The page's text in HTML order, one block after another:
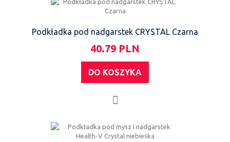
Podkładka pod nadgarstek CRYSTAL Czarna
40.79 PLN
DO KOSZYKA